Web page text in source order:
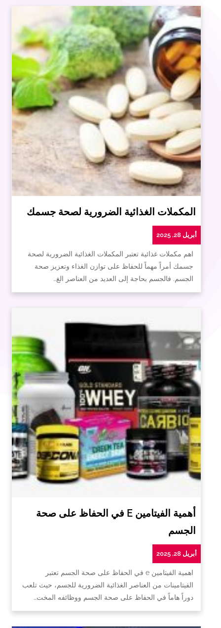
المكملات الغذائية الضرورية لصحة جسمك
أبريل 28, 2025
اهم مكملات غذائية تعتبر المكملات الغذائية الضرورية لصحة
جسمك أمراً مهماً للحفاظ على توازن الغذاء وتعزيز صحة
الجسم. فالجسم بحاجة إلى العديد من العناصر الغ…
أهمية الفيتامين E في الحفاظ على صحة
الجسم
أبريل 28, 2025
اهمية الفيتامين e في الحفاظ على صحة الجسم تعتبر
الفيتامينات من العناصر الغذائية الضرورية للجسم، حيث تلعب
دوراً هاماً في الحفاظ على صحة الجسم ووظائفه المخت…